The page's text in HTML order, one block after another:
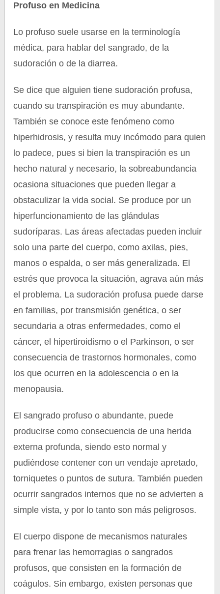
Profuso en Medicina
Lo profuso suele usarse en la terminología
médica, para hablar del sangrado, de la
sudoración o de la diarrea.
Se dice que alguien tiene sudoración profusa,
cuando su transpiración es muy abundante.
También se conoce este fenómeno como
hiperhidrosis, y resulta muy incómodo para quien
lo padece, pues si bien la transpiración es un
hecho natural y necesario, la sobreabundancia
ocasiona situaciones que pueden llegar a
obstaculizar la vida social. Se produce por un
hiperfuncionamiento de las glándulas
sudoríparas. Las áreas afectadas pueden incluir
solo una parte del cuerpo, como axilas, pies,
manos o espalda, o ser más generalizada. El
estrés que provoca la situación, agrava aún más
el problema. La sudoración profusa puede darse
en familias, por transmisión genética, o ser
secundaria a otras enfermedades, como el
cáncer, el hipertiroidismo o el Parkinson, o ser
consecuencia de trastornos hormonales, como
los que ocurren en la adolescencia o en la
menopausia.
El sangrado profuso o abundante, puede
producirse como consecuencia de una herida
externa profunda, siendo esto normal y
pudiéndose contener con un vendaje apretado,
torniquetes o puntos de sutura. También pueden
ocurrir sangrados internos que no se advierten a
simple vista, y por lo tanto son más peligrosos.
El cuerpo dispone de mecanismos naturales
para frenar las hemorragias o sangrados
profusos, que consisten en la formación de
coágulos. Sin embargo, existen personas que